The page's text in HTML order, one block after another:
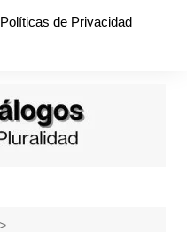
Políticas de Privacidad